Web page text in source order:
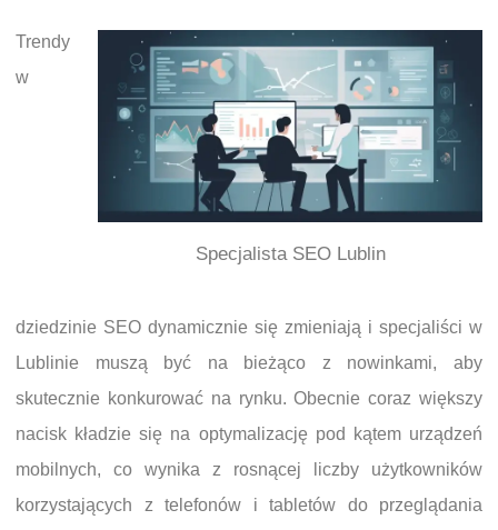
Specjalista SEO Lublin
Trendy
w
dziedzinie SEO dynamicznie się zmieniają i specjaliści w
Lublinie muszą być na bieżąco z nowinkami, aby
skutecznie konkurować na rynku. Obecnie coraz większy
nacisk kładzie się na optymalizację pod kątem urządzeń
mobilnych, co wynika z rosnącej liczby użytkowników
korzystających z telefonów i tabletów do przeglądania